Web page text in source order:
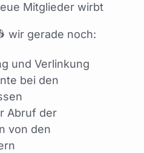
Mitglieder wirbt
wir gerade noch:
und Verlinkung
bei den
Abruf der
von den